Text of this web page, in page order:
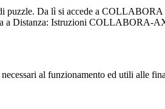
puzzle. Da lì si accede a
a Distanza: Istruzioni COLLABORA-
al funzionamento ed utili alle